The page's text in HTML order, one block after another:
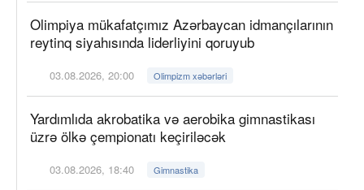
Olimpiya mükafatçımız Azərbaycan idmançılarının
reytinq siyahısında liderliyini qoruyub
03.08.2026, 20:00 Olimpizm xəbərləri
Yardımlıda akrobatika və aerobika gimnastikası
üzrə ölkə çempionatı keçiriləcək
03.08.2026, 18:40 Gimnastika